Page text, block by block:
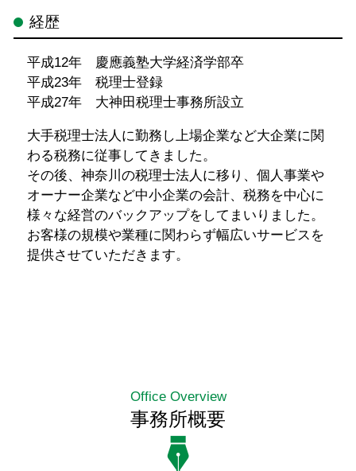
経歴
平成12年 慶應義塾大学経済学部卒
平成23年 税理士登録
平成27年 大神田税理士事務所設立
大手税理士法人に勤務し上場企業など大企業に関
わる税務に従事してきました。
その後、神奈川の税理士法人に移り、個人事業や
オーナー企業など中小企業の会計、税務を中心に
様々な経営のバックアップをしてまいりました。
お客様の規模や業種に関わらず幅広いサービスを
提供させていただきます。
Office Overview
事務所概要